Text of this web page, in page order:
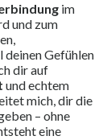
im
und zum
deinen Gefühlen
dir auf
und echtem
mich, dir die
– ohne
eine